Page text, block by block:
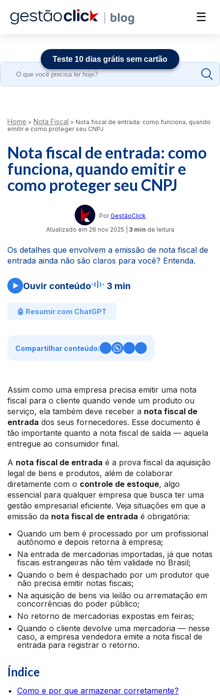
☰
Search
Home > Nota Fiscal > Nota fiscal de entrada: como funciona, quando
emitir e como proteger seu CNPJ
Nota fiscal de entrada: como
funciona, quando emitir e
como proteger seu CNPJ
Por GestãoClick
Atualizado em 26 nov 2025 3 min de leitura
Os detalhes que envolvem a emissão de nota fiscal de
entrada ainda não são claros para você? Entenda.
Ouvir conteúdo 3 min
🤖 Resumir com ChatGPT
Compartilhar conteúdo:
Assim como uma empresa precisa emitir uma nota
fiscal para o cliente quando vende um produto ou
serviço, ela também deve receber a nota fiscal de
entrada dos seus fornecedores. Esse documento é
tão importante quanto a nota fiscal de saída — aquela
entregue ao consumidor final.
A nota fiscal de entrada é a prova fiscal da aquisição
legal de bens e produtos, além de colaborar
diretamente com o controle de estoque, algo
essencial para qualquer empresa que busca ter uma
gestão empresarial eficiente. Veja situações em que a
emissão da nota fiscal de entrada é obrigatória:
Quando um bem é processado por um profissional
autônomo e depois retorna à empresa;
Na entrada de mercadorias importadas, já que notas
fiscais estrangeiras não têm validade no Brasil;
Quando o bem é despachado por um produtor que
não precisa emitir notas fiscais;
Na aquisição de bens via leilão ou arrematação em
concorrências do poder público;
No retorno de mercadorias expostas em feiras;
Quando o cliente devolve uma mercadoria — nesse
caso, a empresa vendedora emite a nota fiscal de
entrada para registrar o retorno.
Índice
Como e por que armazenar corretamente?
Teste 10 dias grátis sem cartão